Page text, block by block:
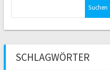
SCHLAGWÖRTER